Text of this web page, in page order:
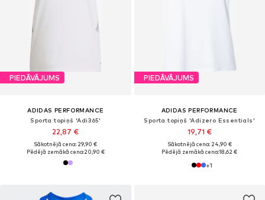
PIEDĀVĀJUMS
ADIDAS PERFORMANCE
Sporta topiņš 'Adi365'
22,87 €
Sākotnējā cena: 29,90 €
Pēdējā zemākā cena:20,90 €
PIEDĀVĀJUMS
ADIDAS PERFORMANCE
Sporta topiņš 'Adizero Essentials'
19,71 €
Sākotnējā cena: 24,90 €
Pēdējā zemākā cena:18,62 €
+1